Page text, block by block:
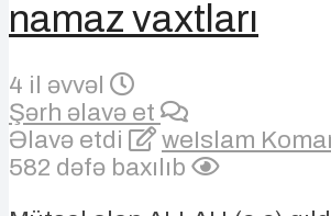
namaz vaxtları
4 il əvvəl
Şərh əlavə et
Əlavə etdi
weIslam
582 dəfə baxılıb